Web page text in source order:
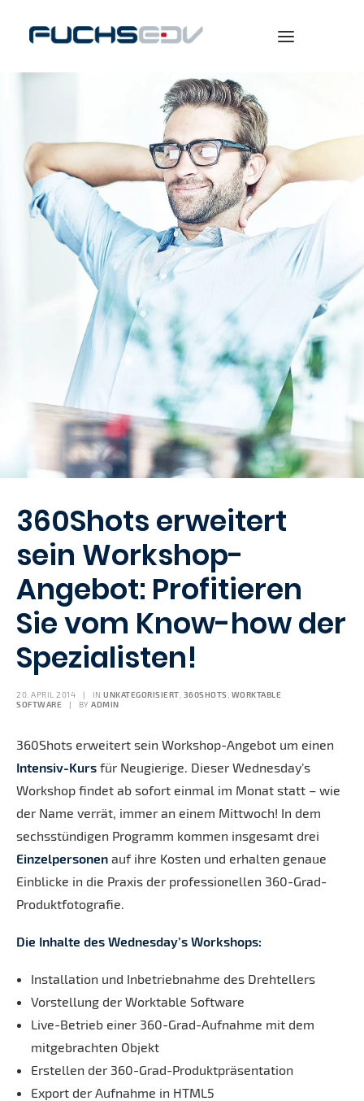
ONLINESHOP
BERATUNG
NEWS
UNTERNEHMEN
KARRIERE
SEARCH
360Shots erweitert
sein Workshop-
Angebot: Profitieren
Sie vom Know-how der
Spezialisten!
20. APRIL 2014 | IN UNKATEGORISIERT 360SHOTS WORKTABLE
SOFTWARE
| BY ADMIN
360Shots erweitert sein Workshop-Angebot um einen
Intensiv-Kurs für Neugierige. Dieser Wednesday’s
Workshop findet ab sofort einmal im Monat statt – wie
der Name verrät, immer an einem Mittwoch! In dem
sechsstündigen Programm kommen insgesamt drei
Einzelpersonen auf ihre Kosten und erhalten genaue
Einblicke in die Praxis der professionellen 360-Grad-
Produktfotografie.
Die Inhalte des Wednesday’s Workshops:
Installation und Inbetriebnahme des Drehtellers
Vorstellung der Worktable Software
Live-Betrieb einer 360-Grad-Aufnahme mit dem
mitgebrachten Objekt
Erstellen der 360-Grad-Produktpräsentation
Export der Aufnahme in HTML5